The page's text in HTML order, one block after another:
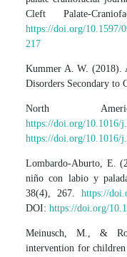
Cleft Palate-
https://doi.org/10.1597/
217
Kummer A. W. (2018).
Disorders Secondary to
North
https://doi.org/10.1016/
https://doi.org/10.1016/
Lombardo-Aburto, E.
niño con labio y
38(4), 267. https://
DOI:https://doi.org/
Meinusch, M., &
intervention for